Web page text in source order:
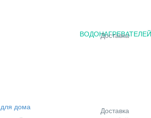
ВОДОНАГРЕВАТЕЛЕЙ
дома
Доставка
Доставка